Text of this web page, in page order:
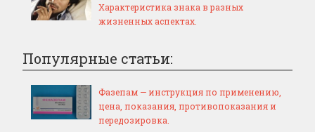
Характеристика знака в разных
жизненных аспектах.
Популярные статьи:
Фазепам — инструкция по применению,
цена, показания, противопоказания и
передозировка.